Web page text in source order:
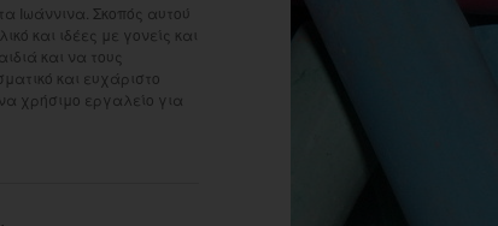
Ιωάννινα. Σκοπός αυτού
και ιδέες με γονείς και
και να τους
και ευχάριστο
χρήσιμο εργαλείο για